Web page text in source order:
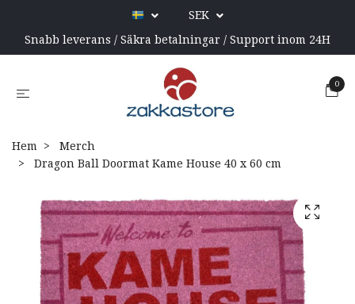
SEK
Snabb leverans / Säkra betalningar / Support inom 24H
0
Hem
Merch
Dragon Ball Doormat Kame House 40 x 60 cm